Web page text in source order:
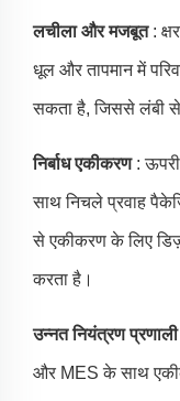
लचीला और मजबूत :
धूल और तापमान में
सकता है, जिससे लंबी
निर्बाध एकीकरण :
साथ निचले प्रवाह
से एकीकरण के लिए
करता है।
उन्नत नियंत्रण प्रणाली
और MES के साथ